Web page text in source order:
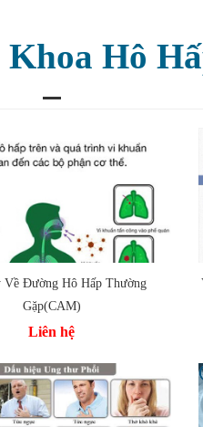
Khoa Hô
so sánh
Về Đường Hô Hấp Thường
Gặp(CAM)
Liên hệ